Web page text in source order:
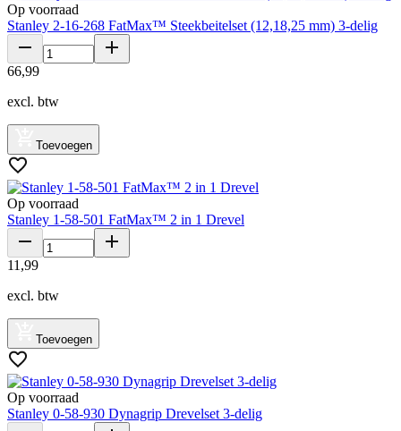
Op voorraad
Stanley 2-16-268 FatMax™ Steekbeitelset (12,18,25 mm) 3-delig
66,99
excl. btw
Toevoegen
Op voorraad
Stanley 1-58-501 FatMax™ 2 in 1 Drevel
11 ,99
excl. btw
Toevoegen
Op voorraad
Stanley 0-58-930 Dynagrip Drevelset 3-delig